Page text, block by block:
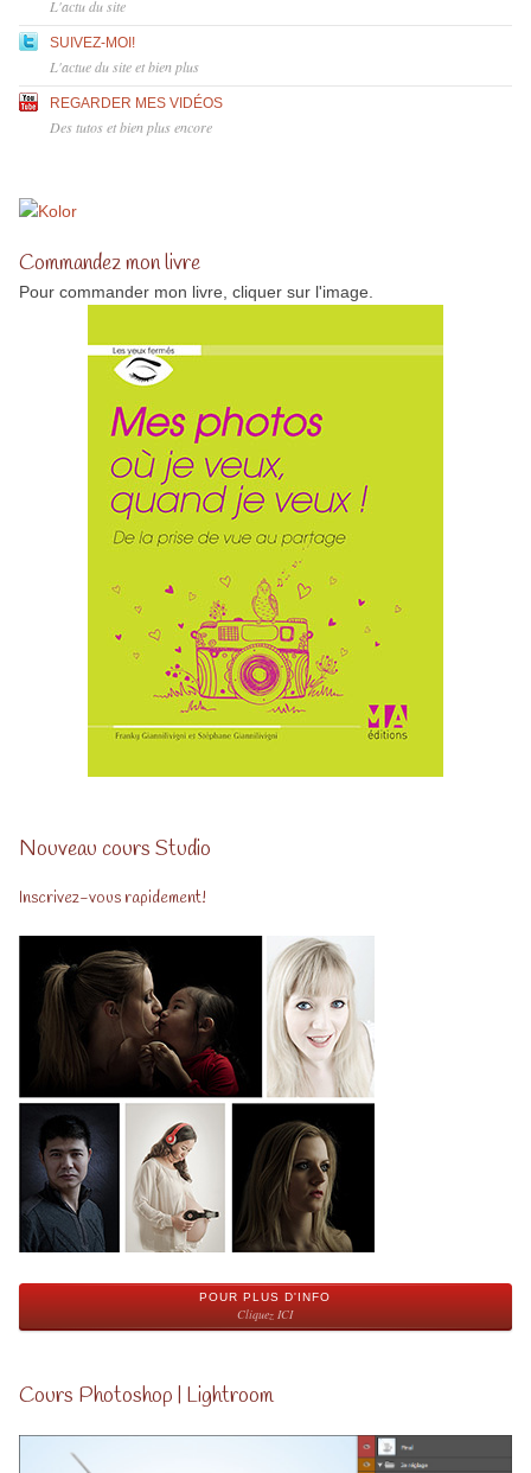
L'actu du site
SUIVEZ-MOI!
L'actue du site et bien plus
REGARDER MES VIDÉOS
Des tutos et bien plus encore
Commandez mon livre
Pour commander mon livre, cliquer sur l'image.
Nouveau cours Studio
Inscrivez-vous rapidement!
POUR PLUS D'INFO
Cliquez ICI
Cours Photoshop | Lightroom